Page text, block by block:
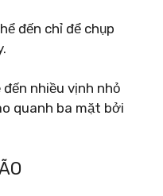
đến chỉ để chụp
nhiều vịnh nhỏ
quanh ba mặt bởi